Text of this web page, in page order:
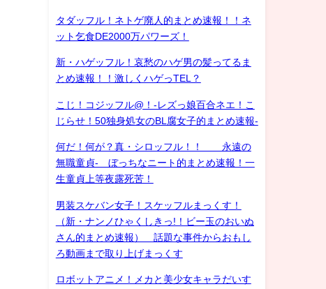
タダッフル！ネトゲ廃人的まとめ速報！！ネ
ット乞食DE2000万パワーズ！
新・ハゲッフル！哀愁のハゲ男の髪ってるま
とめ速報！！激しくハゲっTEL？
こじ！コジッフル@！-レズっ娘百合ネエ！こ
じらせ！50独身処女のBL腐女子的まとめ速報-
何だ！何が？真・シロッフル！！ 永遠の
無職童貞- ぼっちなニート的まとめ速報！一
生童貞上等夜露死苦！
男装スケバン女子！スケッフルまっくす！
（新・ナンノひゃくしきっ!！ビー玉のおいぬ
さん的まとめ速報） 話題な事件からおもし
ろ動画まで取り上げまっくす
ロボットアニメ！メカと美少女キャラだいす